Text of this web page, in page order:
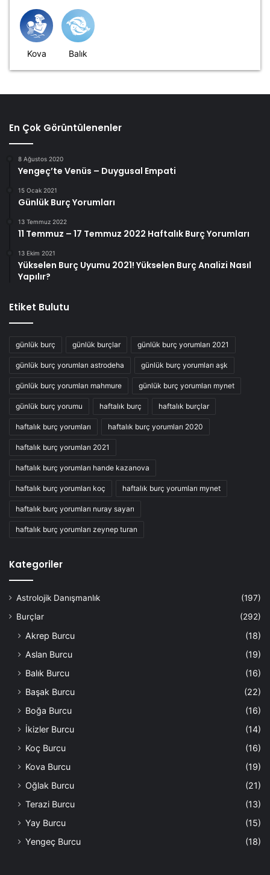
Kova Balık
En Çok Görüntülenenler
8 Ağustos 2020
Yengeç’te Venüs – Duygusal Empati
15 Ocak 2021
Günlük Burç Yorumları
13 Temmuz 2022
11 Temmuz – 17 Temmuz 2022 Haftalık Burç Yorumları
13 Ekim 2021
Yükselen Burç Uyumu 2021! Yükselen Burç Analizi Nasıl
Yapılır?
Etiket Bulutu
günlük burç günlük burçlar günlük burç yorumları 2021
günlük burç yorumları astrodeha günlük burç yorumları aşk
günlük burç yorumları mahmure günlük burç yorumları mynet
günlük burç yorumu haftalık burç haftalık burçlar
haftalık burç yorumları haftalık burç yorumları 2020
haftalık burç yorumları 2021
haftalık burç yorumları hande kazanova
haftalık burç yorumları koç haftalık burç yorumları mynet
haftalık burç yorumları nuray sayarı
haftalık burç yorumları zeynep turan
Kategoriler
Astrolojik Danışmanlık
(197)
Burçlar
(292)
Akrep Burcu
(18)
Aslan Burcu
(19)
Balık Burcu
(16)
Başak Burcu
(22)
Boğa Burcu
(16)
İkizler Burcu
(14)
Koç Burcu
(16)
Kova Burcu
(19)
Oğlak Burcu
(21)
Terazi Burcu
(13)
Yay Burcu
(15)
Yengeç Burcu
(18)